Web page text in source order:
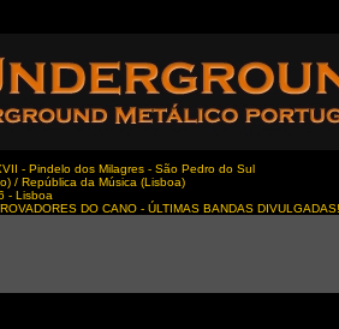
- Pindelo dos Milagres - São Pedro do Sul
/ República da Música (Lisboa)
- Lisboa
DO CANO - ÚLTIMAS BANDAS